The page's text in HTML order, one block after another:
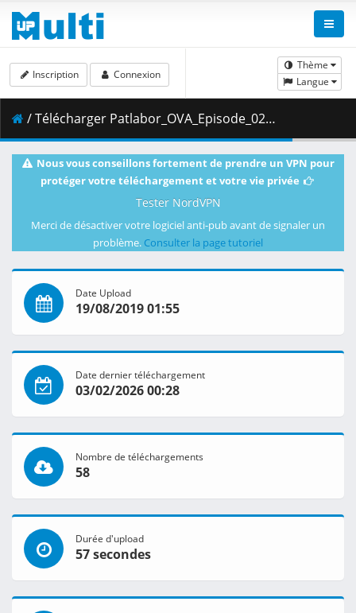
Thème
Langue
Inscription Connexion
/ Télécharger Patlabor_OVA_Episode_02__Player_Edition___x264_AC3_.mp4.003 ( 400.23 MB )
Nous vous conseillons fortement de prendre un VPN pour
protéger votre téléchargement et votre vie privée
Tester NordVPN
Merci de désactiver votre logiciel anti-pub avant de signaler un
problème. Consulter la page tutoriel
Date Upload
19/08/2019 01:55
Date dernier téléchargement
03/02/2026 00:28
Nombre de téléchargements
58
Durée d'upload
57 secondes